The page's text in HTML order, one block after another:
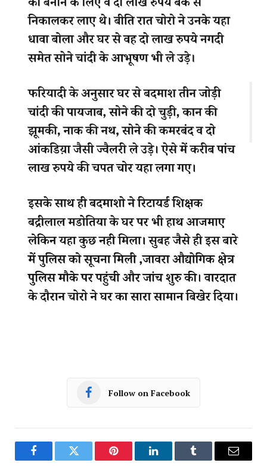
Follow on Facebook
FacebookTwitter Pinterest LinkedInTumblr Email